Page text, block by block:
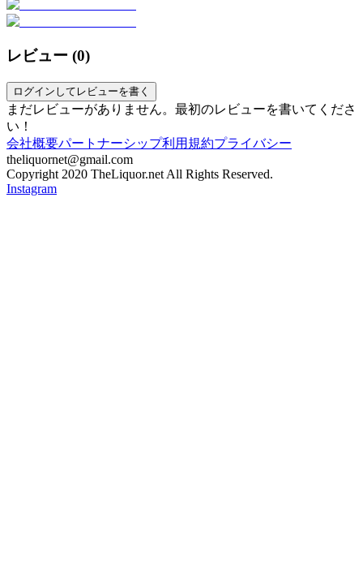
レビュー (0)
ログインしてレビューを書く
まだレビューがありません。最初のレビューを書いてくださ
い！
会社概要パートナーシップ利用規約プライバシー
theliquornet@gmail.com
Copyright 2020 TheLiquor.net All Rights Reserved.
Instagram